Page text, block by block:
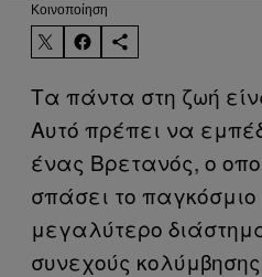
Kοινοποίηση
Τα πάντα στη ζωή
Αυτό πρέπει να
ένας Βρετανός, ο
σπάσει το παγκόσμιο
μεγαλύτερο
συνεχούς